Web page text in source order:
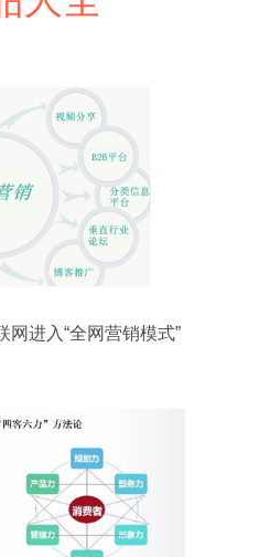
网进入“全网营销模式”